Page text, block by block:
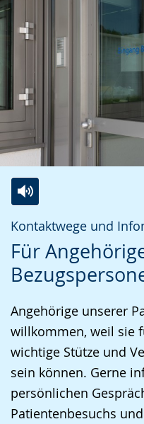
Kontaktwege und
Für
Angehörige unserer
willkommen, weil sie
wichtige Stütze und
sein können. Gerne
persönlichen
Patientenbesuchs
Leichten
Sprache
wechseln.
Audio-
Unterstützung.
Video
in
Deutscher
wird
angezeigt.